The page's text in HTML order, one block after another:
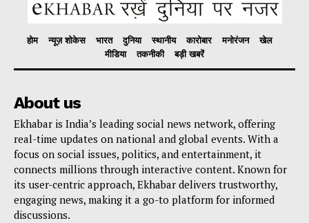
होम न्यूज़ शोकेस भारत दुनिया स्थानीय कारोबार मनोरंजन
खेल
मीडिया
तकनीकी बड़ी खबरें
About us
Ekhabar is India’s leading social news network, offering
real-time updates on national and global events. With a
focus on social issues, politics, and entertainment, it
connects millions through interactive content. Known for
its user-centric approach, Ekhabar delivers trustworthy,
engaging news, making it a go-to platform for informed
discussions.